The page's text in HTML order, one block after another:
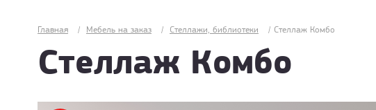
Главная / Мебель на заказ / Стеллажи, библиотеки / Стеллаж Комбо
Стеллаж Комбо